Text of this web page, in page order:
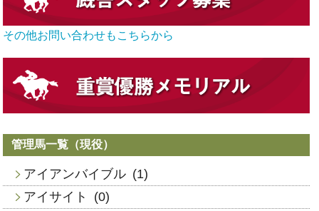
その他お問い合わせもこちらから
管理馬一覧（現役）
アイアンバイブル (1)
アイサイト
(0)